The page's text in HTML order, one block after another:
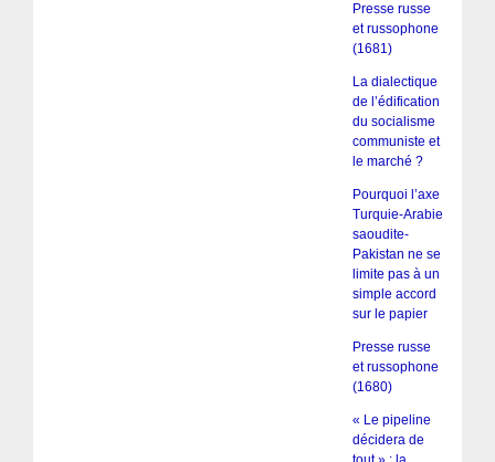
Presse russe
et russophone
(1681)
La dialectique
de l’édification
du socialisme
communiste et
le marché ?
Pourquoi l’axe
Turquie-Arabie
saoudite-
Pakistan ne se
limite pas à un
simple accord
sur le papier
Presse russe
et russophone
(1680)
« Le pipeline
décidera de